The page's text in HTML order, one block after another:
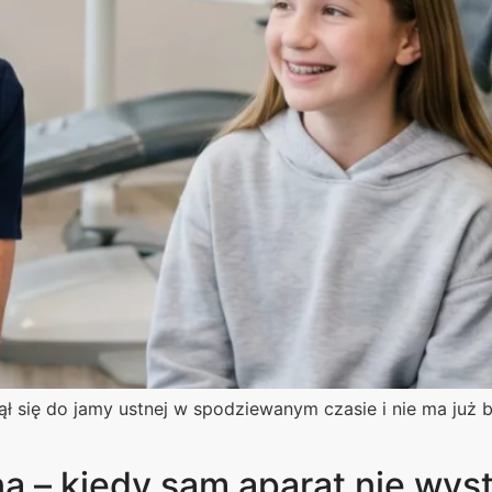
się do jamy ustnej w spodziewanym czasie i nie ma